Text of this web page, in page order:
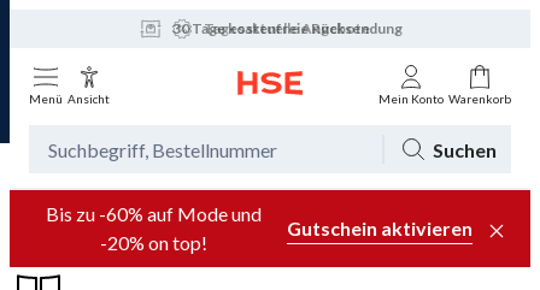
30 Tage kostenfreie Rücksendung
Tagesaktuelle Angebote
Menü Ansicht Mein Konto Warenkorb
Suchen
Bis zu -60% auf Mode und
-20% on top!
Gutschein aktivieren